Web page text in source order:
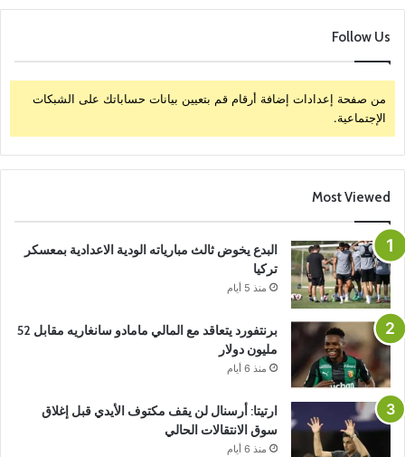
Follow Us
من صفحة إعدادات إضافة أرقام قم بتعيين بيانات حساباتك على الشبكات
الإجتماعية.
Most Viewed
البدع يخوض ثالث مبارياته الودية الاعدادية بمعسكر
تركيا
منذ 5 أيام
برنتفورد يتعاقد مع المالي مامادو سانغاريه مقابل 52
مليون دولار
منذ 6 أيام
ارتيتا: أرسنال لن يقف مكتوف الأيدي قبل إغلاق
سوق الانتقالات الحالي
منذ 6 أيام